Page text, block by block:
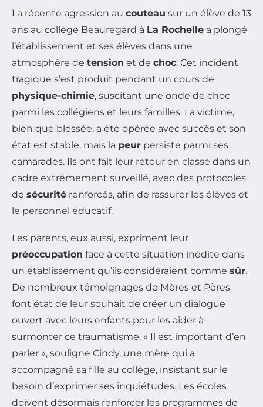
La récente agression au couteau sur un élève de 13
ans au collège Beauregard à La Rochelle a plongé
l’établissement et ses élèves dans une
atmosphère de tension et de choc. Cet incident
tragique s’est produit pendant un cours de
physique-chimie, suscitant une onde de choc
parmi les collégiens et leurs familles. La victime,
bien que blessée, a été opérée avec succès et son
état est stable, mais la peur persiste parmi ses
camarades. Ils ont fait leur retour en classe dans un
cadre extrêmement surveillé, avec des protocoles
de sécurité renforcés, afin de rassurer les élèves et
le personnel éducatif.
Les parents, eux aussi, expriment leur
préoccupation face à cette situation inédite dans
un établissement qu’ils considéraient comme sûr.
De nombreux témoignages de Mères et Pères
font état de leur souhait de créer un dialogue
ouvert avec leurs enfants pour les aider à
surmonter ce traumatisme. « Il est important d’en
parler », souligne Cindy, une mère qui a
accompagné sa fille au collège, insistant sur le
besoin d’exprimer ses inquiétudes. Les écoles
doivent désormais renforcer les programmes de